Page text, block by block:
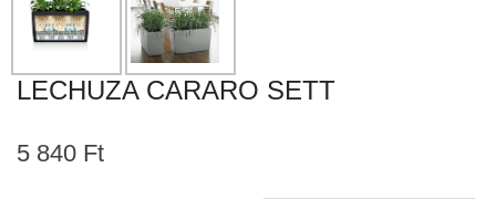
LECHUZA CARARO SETT
5 840 Ft